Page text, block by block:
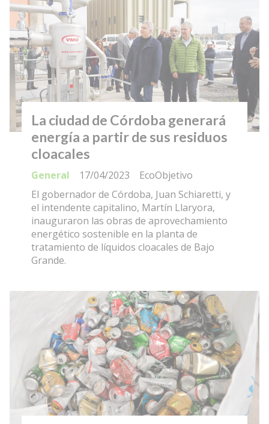
La ciudad de Córdoba generará
energía a partir de sus residuos
cloacales
EcoObjetivo
General
17/04/2023
El gobernador de Córdoba, Juan Schiaretti, y
el intendente capitalino, Martín Llaryora,
inauguraron las obras de aprovechamiento
energético sostenible en la planta de
tratamiento de líquidos cloacales de Bajo
Grande.